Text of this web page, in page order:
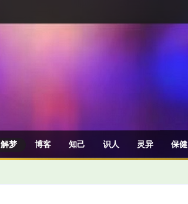
解梦 博客 知己 识人 灵异 保健